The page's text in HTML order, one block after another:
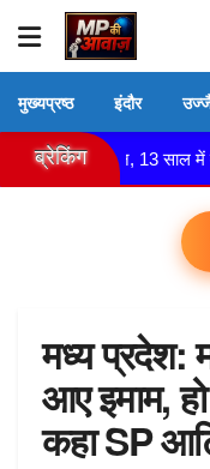
मुख्यप्रष्ठ इंदौर
ब्रेकिंग
बनी दुल्हन, 13 साल में माँ.
मध्य प्रदेश:
आए इमाम,
कहा SP